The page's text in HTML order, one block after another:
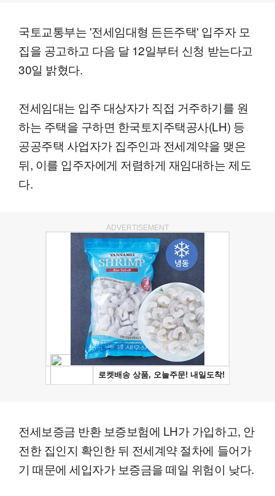
국토교통부는 '전세임대형 든든주택' 입주자 모
집을 공고하고 다음 달 12일부터 신청 받는다고
30일 밝혔다.
전세임대는 입주 대상자가 직접 거주하기를 원
하는 주택을 구하면 한국토지주택공사(LH) 등
공공주택 사업자가 집주인과 전세계약을 맺은
뒤, 이를 입주자에게 저렴하게 재임대하는 제도
다.
ADVERTISEMENT
전세보증금 반환 보증보험에 LH가 가입하고, 안
전한 집인지 확인한 뒤 전세계약 절차에 들어가
기 때문에 세입자가 보증금을 떼일 위험이 낮다.